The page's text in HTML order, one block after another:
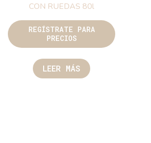
CON RUEDAS 80l
REGÍSTRATE PARA
PRECIOS
LEER MÁS